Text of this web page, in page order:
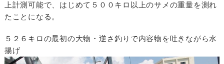
上計測可能で、はじめて５００キロ以上のサメの重量を測れ
たことになる。
５２６キロの最初の大物・逆さ釣りで内容物を吐きながら水
揚げ